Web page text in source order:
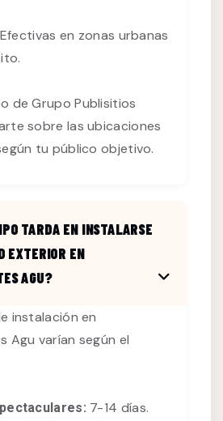
Efectivas en zonas urbanas
de Grupo Publisitios
sobre las ubicaciones
tu público objetivo.
TARDA EN INSTALARSE
EXTERIOR EN
AGU?
instalación en
Agu varían según el
7-14 días.